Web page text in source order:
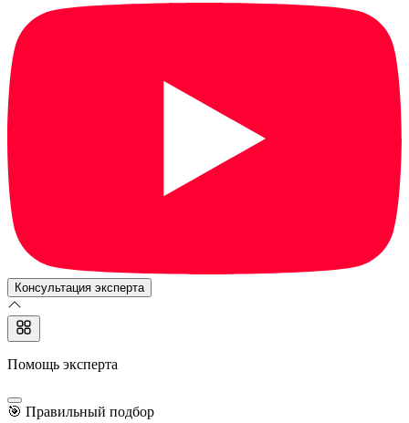
Консультация эксперта
Помощь эксперта
🎯 Правильный подбор